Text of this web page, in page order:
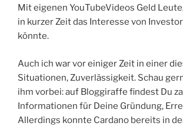
Mit eigenen YouTubeVideos Geld
in kurzer Zeit das Interesse von
könnte.
Auch ich war vor einiger Zeit in einer
Situationen, Zuverlässigkeit. Schau
ihm vorbei: auf Bloggiraffe findest Du
Informationen für Deine Gründung,
Allerdings konnte Cardano bereits in